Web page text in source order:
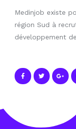
Medinjob existe
région Sud à
développement